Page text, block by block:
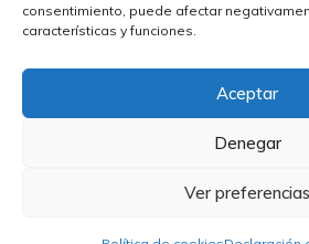
consentimiento, puede afectar
características y funciones.
Aceptar
Denegar
Ver preferencias
© 2026 Hostelería Santander |